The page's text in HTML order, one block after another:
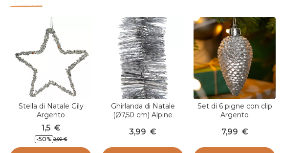
Stella di Natale Gily
Argento
1,5 €
-50% 2,99 €
Ghirlanda di Natale
(Ø7,50 cm) Alpine
3,99 €
Set di 6 pigne con clip
Argento
7,99 €